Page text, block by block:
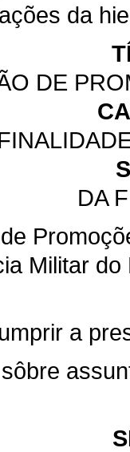
da
DE
DA
Militar
a